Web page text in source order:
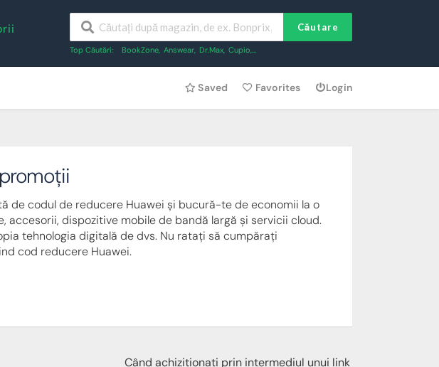
Căutare
Top Căutări: BookZone, Answear, Dr.Max, Cupio,...
Saved Favorites Login
de codul de reducere Huawei și bucură-te de economii la o
accesorii, dispozitive mobile de bandă largă și servicii cloud.
tehnologia digitală de dvs. Nu ratați să cumpărați
cod reducere Huawei.
Când achiziționați prin intermediul unui link